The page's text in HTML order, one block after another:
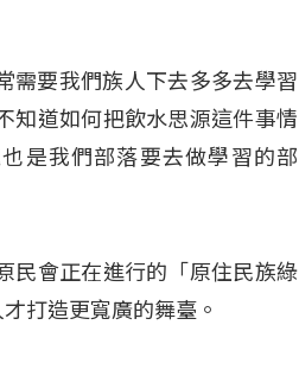
需要我們族人下去多多去學習
知道如何把飲水思源這件事情
是我們部落要去做學習的部
民會正在進行的「原住民族綠
打造更寬廣的舞臺。